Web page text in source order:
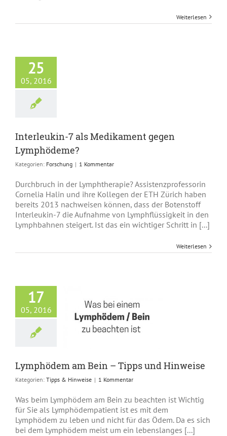
Weiterlesen
25
05, 2016
7 als
Interleukin-7 als Medikament gegen
Lymphödeme?
Kategorien: Forschung | 1 Kommentar
Durchbruch in der Lymphtherapie? Assistenzprofessorin
Cornelia Halin und ihre Kollegen der ETH Zürich haben
bereits 2013 nachweisen können, dass der Botenstoff
Interleukin-7 die Aufnahme von Lymphflüssigkeit in den
Lymphbahnen steigert. Ist das ein wichtiger Schritt in [...]
Weiterlesen
17
05, 2016
am Bein –
Hinweise
& Hinweise
Lymphödem am Bein – Tipps und Hinweise
Kategorien: Tipps & Hinweise | 1 Kommentar
Was beim Lymphödem am Bein zu beachten ist Wichtig
für Sie als Lymphödempatient ist es mit dem
Lymphödem zu leben und nicht für das Ödem. Da es sich
bei dem Lymphödem meist um ein lebenslanges [...]